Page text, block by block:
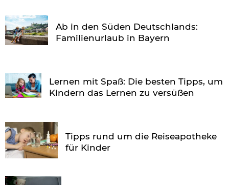
Ab in den Süden Deutschlands:
Familienurlaub in Bayern
Lernen mit Spaß: Die besten Tipps, um
Kindern das Lernen zu versüßen
Tipps rund um die Reiseapotheke
für Kinder